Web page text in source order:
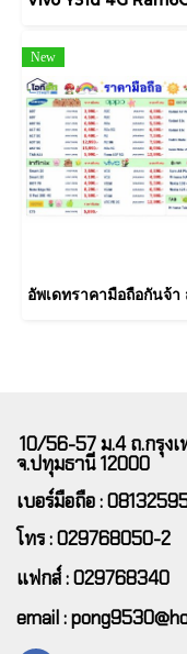
New
10/56-57 ม.4 ถ.กรุง
จ.ปทุมธานี 12000
เบอร์มือถือ :
โทร : 029768050-2
แฟกส์ : 029768340
email :